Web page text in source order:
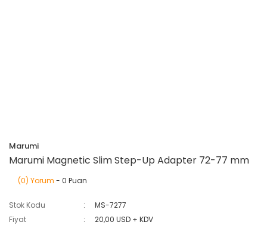
Marumi
Marumi Magnetic Slim Step-Up Adapter 72-77 mm
(0) Yorum - 0 Puan
Stok Kodu
MS-7277
Fiyat
20,00 USD + KDV